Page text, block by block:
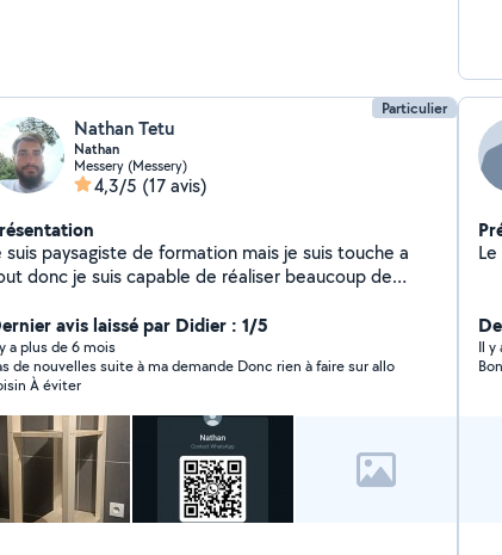
Particulier
Nathan Tetu
Nathan
Messery (Messery)
4,3/5 (17 avis)
suis paysagiste de formation mais je suis touche a
donc je suis capable de réaliser beaucoup de
carrelage exterierur comme intérieur, monter ou
un meuble , pose de terrasse sur plots ou bois,
débrousaillage, création de massif ou
avis laissé par Didier : 1/5
a plus de 6 mois
de nouvelles suite à ma demande Donc rien à faire sur allo
À éviter
Il y